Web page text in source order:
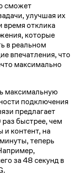
сможет
улучшая их
время отклика
которые
в реальном
впечатления, что
максимально
максимальную
подключения
предлагает
быстрее, чем
и контент, на
теперь
за 48 секунд в